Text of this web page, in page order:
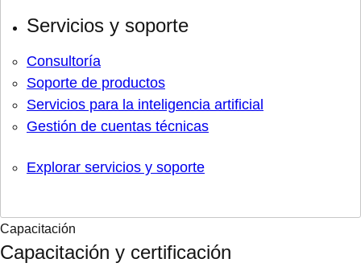
Learning subscription
Explorar capacitaciones
Destacados
Red Hat Certified System Administrator Exam
Red Hat Learning Subscription- versión de prueba (Sin
Red Hat Certified Engineer Exam
Red Hat Certified OpenShift Administrator Exam